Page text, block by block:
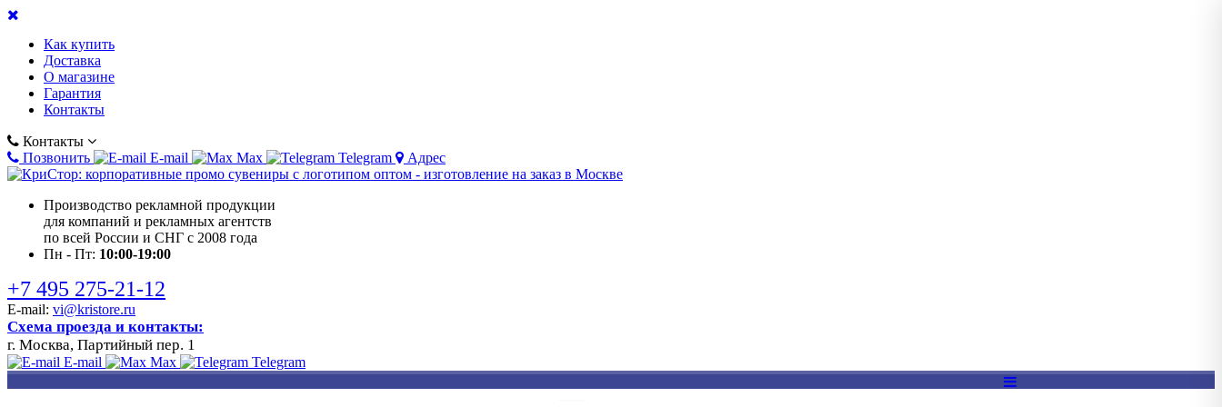
Как купить
Доставка
О магазине
Гарантия
Контакты
Контакты
Позвонить
E-mail Max Telegram Адрес
Производство рекламной продукции
для компаний и рекламных агентств
по всей России и СНГ с 2008 года
Пн - Пт: 10:00-19:00
+7 495 275-21-12
E-mail: vi@kristore.ru
Схема проезда и контакты:
г. Москва, Партийный пер. 1
E-mail Max Telegram